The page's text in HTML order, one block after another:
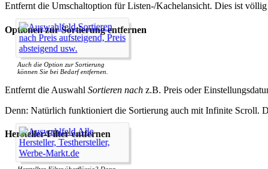
Entfernt die Umschaltoption für Listen-/Kachelansicht. Dies ist
Optionen zur Sortierung entfernen
Auch die Option zur Sortierung
können Sie bei Bedarf entfernen.
Entfernt die Auswahl Sortieren nach z.B. Preis oder
Denn: Natürlich funktioniert die Sortierung auch mit Infinite Scroll.
Hersteller-Filter entfernen